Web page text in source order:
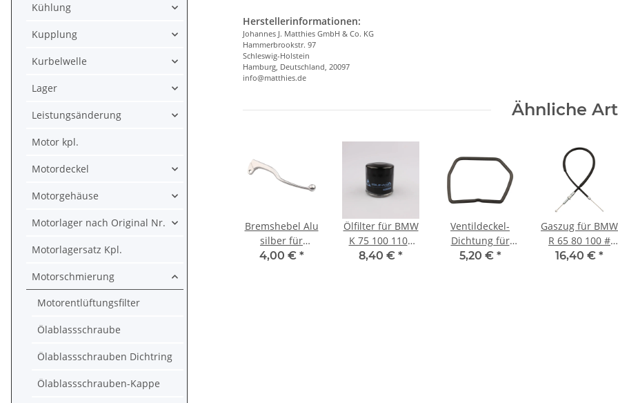
Herstellerinformationen:
Johannes J. Matthies GmbH & Co. KG
Hammerbrookstr. 97
Schleswig-Holstein
Hamburg, Deutschland, 20097
info@matthies.de
Ähnliche
Bremshebel Alu
silber für
Yamaha YFM 80
4,00 € *
Ölfilter für BMW
K 75 100 1100
1200 K1 1000 R
8,40 € *
Ventildeckel-
Dichtung für
Honda CB XL 50
5,20 € *
Gaszug für BMW
R 65 80 100 #
1976-1995 #
16,40 € *
Kühlung
Kupplung
Kurbelwelle
Lager
Leistungsänderung
Motor kpl.
Motordeckel
Motorgehäuse
Motorlager nach Original Nr.
Motorlagersatz Kpl.
Motorschmierung
Motorentlüftungsfilter
Ölablassschraube
Ölablassschrauben Dichtring
Ölablassschrauben-Kappe